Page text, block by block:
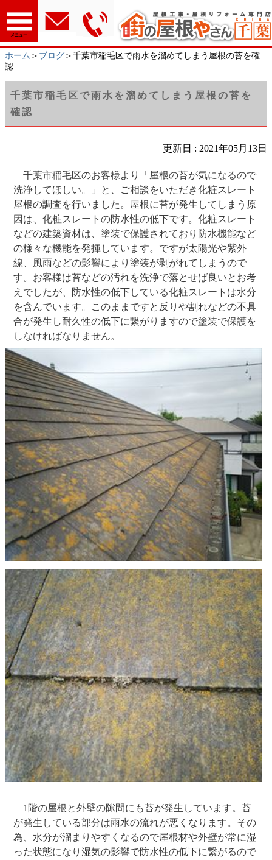
メニュー
ホーム ＞ ブログ ＞千葉市稲毛区で雨水を溜めてしまう屋根の苔を確
認.....
千葉市稲毛区で雨水を溜めてしまう屋根の苔を
確認
更新日 : 2021年05月13日
千葉市稲毛区のお客様より「屋根の苔が気になるので
洗浄してほしい。」と、ご相談をいただき化粧スレート
屋根の調査を行いました。屋根に苔が発生してしまう原
因は、化粧スレートの防水性の低下です。化粧スレート
などの建築資材は、塗装で保護されており防水機能など
の様々な機能を発揮しています。ですが太陽光や紫外
線、風雨などの影響により塗装が剥がれてしまうので
す。お客様は苔などの汚れを洗浄で落とせば良いとお考
えでしたが、防水性の低下している化粧スレートは水分
を含んでいます。このままですと反りや割れなどの不具
合が発生し耐久性の低下に繋がりますので塗装で保護を
しなければなりません。
1階の屋根と外壁の隙間にも苔が発生しています。苔
が発生している部分は雨水の流れが悪くなります。その
為、水分が溜まりやすくなるので屋根材や外壁が常に湿
った状態になり湿気の影響で防水性の低下に繋がるので